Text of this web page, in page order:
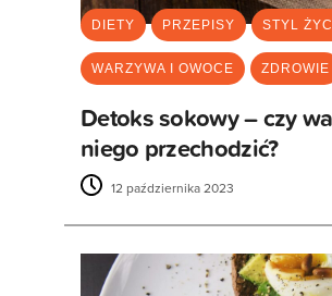
DIETY PRZEPISY STYL
WARZYWA I OWOCE ZDROWIE
Detoks sokowy – czy
niego przechodzić?
12 października 2023